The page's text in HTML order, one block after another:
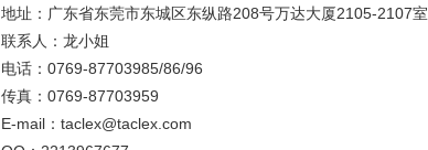
地址：广东省东莞市东城区东纵路208号万达大厦2105-2107室
联系人：龙小姐
电话：0769-87703985/86/96
传真：0769-87703959
E-mail：taclex@taclex.com